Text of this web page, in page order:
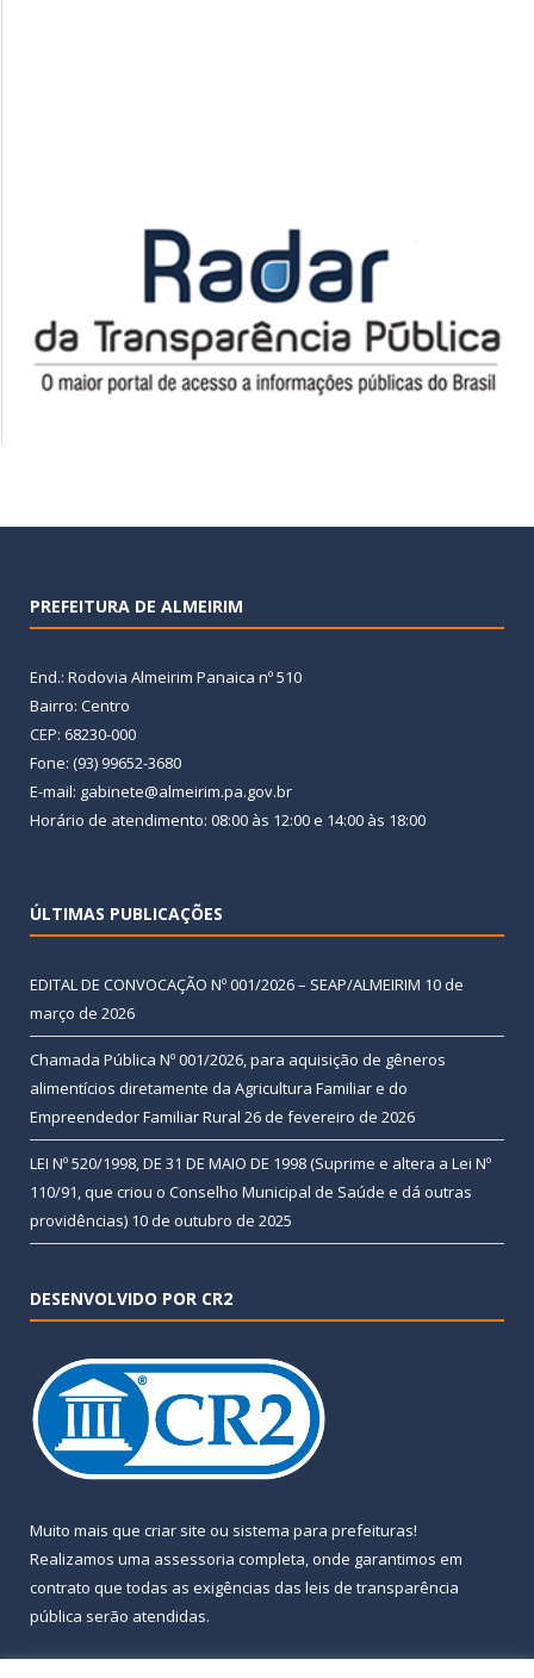
PREFEITURA DE ALMEIRIM
End.: Rodovia Almeirim Panaica nº 510
Bairro: Centro
CEP: 68230-000
Fone: (93) 99652-3680
E-mail: gabinete@almeirim.pa.gov.br
Horário de atendimento: 08:00 às 12:00 e 14:00 às 18:00
ÚLTIMAS PUBLICAÇÕES
EDITAL DE CONVOCAÇÃO Nº 001/2026 – SEAP/ALMEIRIM 10 de
março de 2026
Chamada Pública Nº 001/2026, para aquisição de gêneros
alimentícios diretamente da Agricultura Familiar e do
Empreendedor Familiar Rural 26 de fevereiro de 2026
LEI Nº 520/1998, DE 31 DE MAIO DE 1998 (Suprime e altera a Lei Nº
110/91, que criou o Conselho Municipal de Saúde e dá outras
providências) 10 de outubro de 2025
DESENVOLVIDO POR CR2
Muito mais que criar site ou sistema para prefeituras!
Realizamos uma assessoria completa, onde garantimos em
contrato que todas as exigências das leis de transparência
pública serão atendidas.